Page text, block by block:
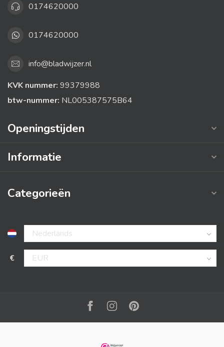
0174620000
0174620000
info@bladwijzer.nl
KVK nummer: 99379988
btw-nummer: NL005387575B64
Openingstijden
Informatie
Categorieën
€